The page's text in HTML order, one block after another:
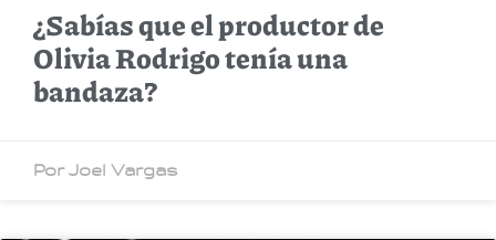
¿Sabías que el productor de
Olivia Rodrigo tenía una
bandaza?
Por Joel Vargas